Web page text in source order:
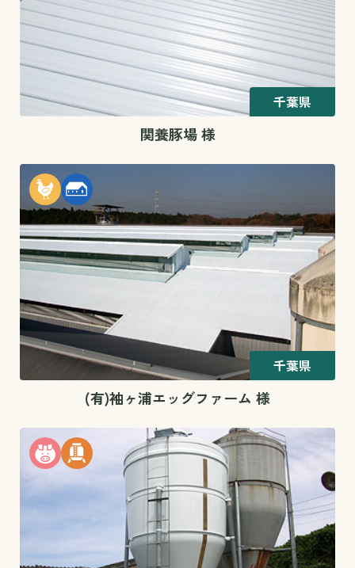
千葉県
関養豚場 様
千葉県
(有)袖ヶ浦エッグファーム 様